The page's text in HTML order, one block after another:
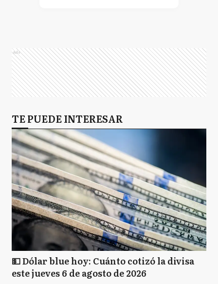
Ads
TE PUEDE INTERESAR
💵 Dólar blue hoy: Cuánto cotizó la divisa
este jueves 6 de agosto de 2026